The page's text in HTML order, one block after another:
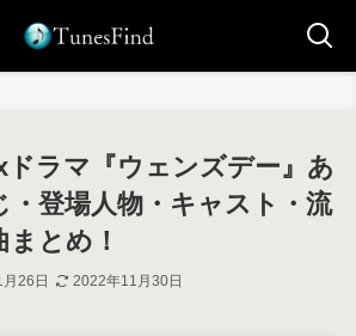
ラマ『ウェンズデー』あ
・登場人物・キャスト・流
とめ！
26日 2022年11月30日